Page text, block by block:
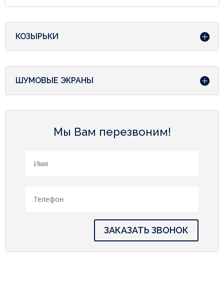
КОЗЫРЬКИ
ШУМОВЫЕ ЭКРАНЫ
Мы Вам перезвоним!
ЗАКАЗАТЬ ЗВОНОК